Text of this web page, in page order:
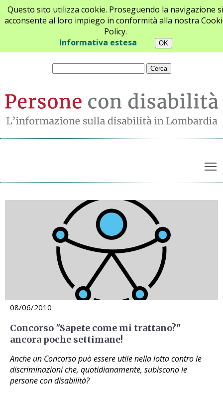
Questo sito utilizza cookie. Proseguendo la navigazione si
acconsente al loro impiego in conformità alla nostra
Policy.
Informativa estesa
Chi siamo Newsletter Contatti
Archivio notizie
08/06/2010
Concorso "Sapete come mi trattano?"
ancora poche settimane!
Anche un Concorso può essere utile nella lotta contro le
discriminazioni che, quotidianamente, subiscono le
persone con disabilità?